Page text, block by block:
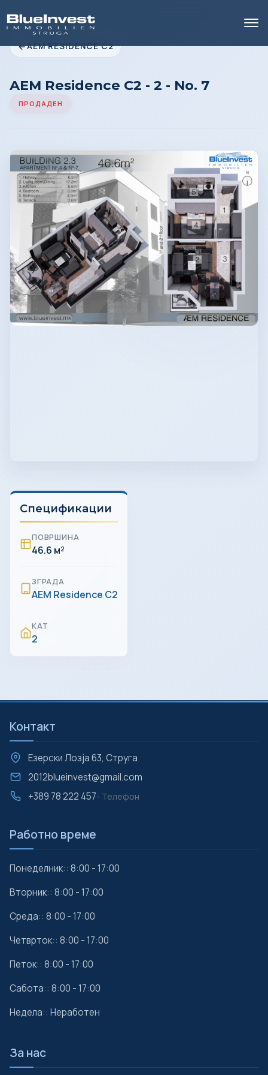
AEM RESIDENCE C2
AEM Residence C2 - 2 - No. 7
ПРОДАДЕН
Спецификации
ПОВРШИНА
46.6 м²
ЗГРАДА
AEM Residence C2
КАТ
2
Контакт
Езерски Лозја 63, Струга
2012blueinvest@gmail.com
+389 78 222 457- Телефон
Работно време
Понеделник:: 8:00 - 17:00
Вторник:: 8:00 - 17:00
Среда:: 8:00 - 17:00
Четврток:: 8:00 - 17:00
Петок:: 8:00 - 17:00
Сабота:: 8:00 - 17:00
Недела:: Неработен
За нас